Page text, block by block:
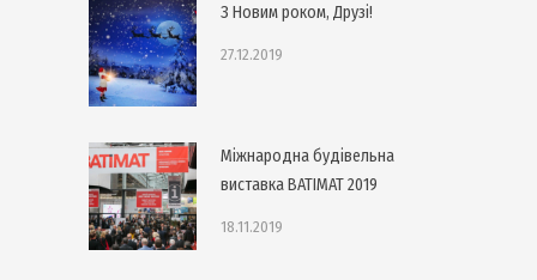
З Новим роком, Друзі!
27.12.2019
Міжнародна будівельна
виставка BATIMAT 2019
18.11.2019